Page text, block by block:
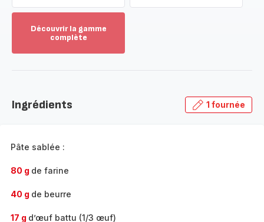
Découvrir la gamme
complète
gamme
Ingrédients 1 fournée
Pâte sablée :
80 g de farine
40 g de beurre
17 g d’œuf battu (1/3 œuf)